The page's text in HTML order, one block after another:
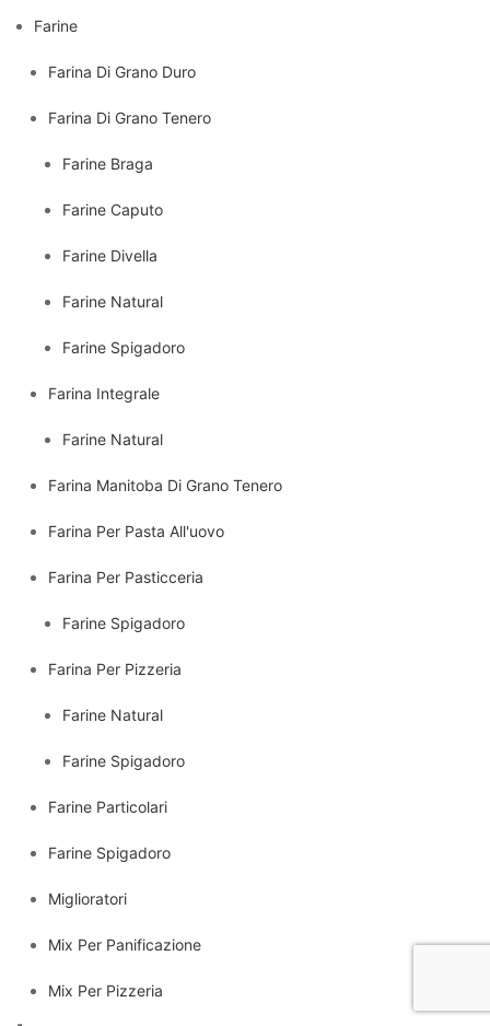
Farine
Farina Di Grano Duro
Farina Di Grano Tenero
Farine Braga
Farine Caputo
Farine Divella
Farine Natural
Farine Spigadoro
Farina Integrale
Farine Natural
Farina Manitoba Di Grano Tenero
Farina Per Pasta All'uovo
Farina Per Pasticceria
Farine Spigadoro
Farina Per Pizzeria
Farine Natural
Farine Spigadoro
Farine Particolari
Farine Spigadoro
Miglioratori
Mix Per Panificazione
Mix Per Pizzeria